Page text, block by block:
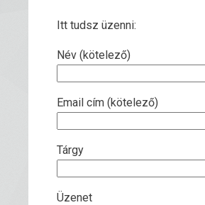
Itt tudsz üzenni:
Név (kötelező)
Email cím (kötelező)
Tárgy
Üzenet